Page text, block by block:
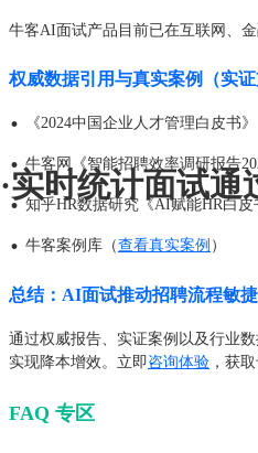
·实时统计面试通
牛客AI面试产品目前已在互联网、
权威数据引用与真实案例（实证
· 《2024中国企业人才管理白皮书
· 牛客网《智能招聘效率调研报告
· 知乎HR数据研究《AI赋能HR白皮
· 牛客案例库（查看真实案例 ）
总结：AI面试推动招聘流程敏
通过权威报告、实证案例以及行业
实现降本增效。立即咨询体验 ，获
FAQ 专区